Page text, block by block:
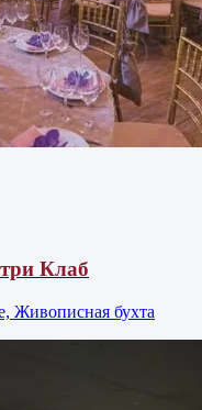
Клаб
Живописная бухта